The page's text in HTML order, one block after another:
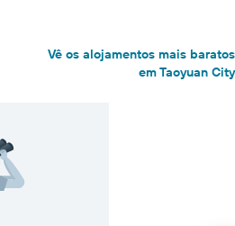
Vê os alojamentos mais baratos
em Taoyuan City